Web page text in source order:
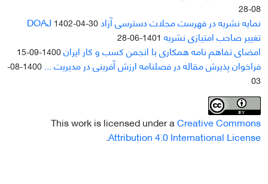
08-28
نمایه نشریه در فهرست مجلات دسترسی آزاد DOAJ1402-04-30
تغییر صاحب امتیازی نشریه 1401-06-28
امضای تفاهم نامه همکاری با انجمن کسب و کار ایران1400-09-15
فراخوان پذیرش مقاله در فصلنامه ارزش آفرینی در مدیریت ...
1400-08-
03
This work is licensed under aCreative Commons
Attribution 4.0 International License
.